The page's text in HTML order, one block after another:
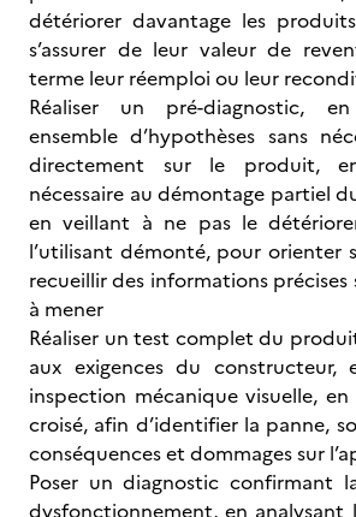
détériorer davantage les
s’assurer de leur valeur de
terme leur réemploi ou leur
Réaliser un pré-diagnostic,
ensemble d’hypothèses sans
directement sur le produit,
nécessaire au démontage partiel
en veillant à ne pas le
l’utilisant démonté, pour orienter
recueillir des informations précises
à mener
Réaliser un test complet du
aux exigences du constructeur,
inspection mécanique visuelle,
croisé, afin d’identifier la panne,
conséquences et dommages sur
Poser un diagnostic confirmant
dysfonctionnement, en analysant